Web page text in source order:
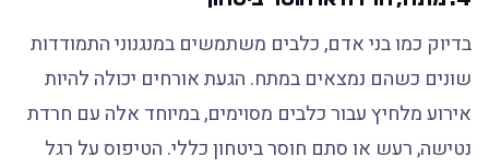
בדיוק כמו בני אדם, כלבים משתמשים במנגנוני התמודדות
שונים כשהם נמצאים במתח. הגעת אורחים יכולה להיות
אירוע מלחיץ עבור כלבים מסוימים, במיוחד אלה עם חרדת
נטישה, רעש או סתם חוסר ביטחון כללי. הטיפוס על רגל